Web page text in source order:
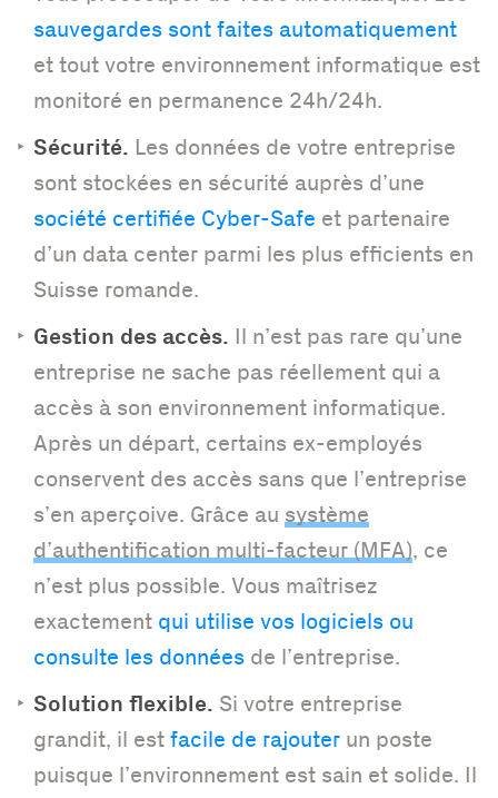
sauvegardes sont faites automatiquement
et tout votre environnement informatique est
monitoré en permanence 24h/24h.
Sécurité. Les données de votre entreprise
sont stockées en sécurité auprès d’une
société certifiée Cyber-Safe et partenaire
d’un data center parmi les plus efficients en
Suisse romande.
Gestion des accès. Il n’est pas rare qu’une
entreprise ne sache pas réellement qui a
accès à son environnement informatique.
Après un départ, certains ex-employés
conservent des accès sans que l’entreprise
s’en aperçoive. Grâce au système
d’authentification multi-facteur (MFA), ce
n’est plus possible. Vous maîtrisez
exactement qui utilise vos logiciels ou
consulte les données de l’entreprise.
Solution flexible. Si votre entreprise
grandit, il est facile de rajouter un poste
puisque l’environnement est sain et solide. Il